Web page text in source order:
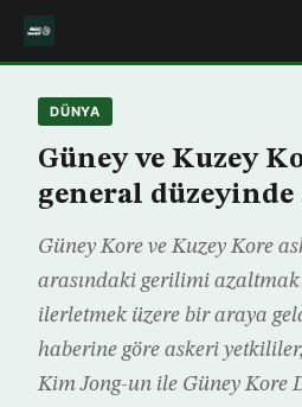
DÜNYA
Güney ve Kuzey
general düzeyinde
Güney Kore ve Kuzey Kore
arasındaki gerilimi azaltmak
ilerletmek üzere bir araya
haberine göre askeri
Kim Jong-un ile Güney Kore